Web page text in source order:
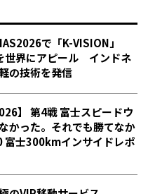
で「K-VISION」
世界にアピール インドネ
の技術を発信
】 第4戦 富士スピードウ
かった。それでも勝てなか
富士300kmインサイドレポ